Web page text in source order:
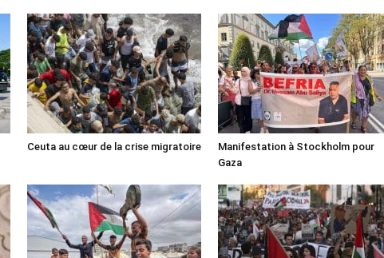
Ceuta au cœur de la crise migratoire
Manifestation à Stockholm pour
Gaza